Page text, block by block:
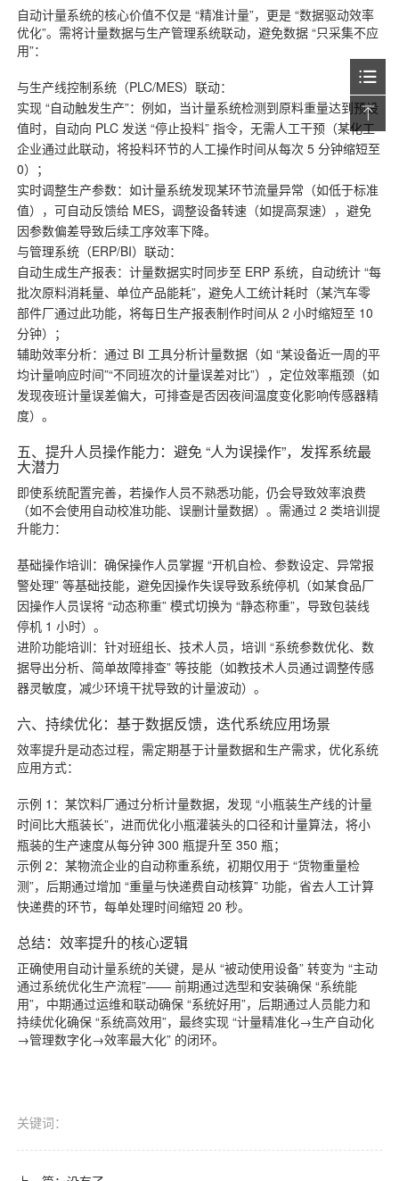
自动计量系统的核心价值不仅是 “精准计量”，更是 “数据驱动效率
优化”。需将计量数据与生产管理系统联动，避免数据 “只采集不应
用”：
与生产线控制系统（PLC/MES）联动：
实现 “自动触发生产”：例如，当计量系统检测到原料重量达到预设
值时，自动向 PLC 发送 “停止投料” 指令，无需人工干预（某化工
企业通过此联动，将投料环节的人工操作时间从每次 5 分钟缩短至
0）；
实时调整生产参数：如计量系统发现某环节流量异常（如低于标准
值），可自动反馈给 MES，调整设备转速（如提高泵速），避免
因参数偏差导致后续工序效率下降。
与管理系统（ERP/BI）联动：
自动生成生产报表：计量数据实时同步至 ERP 系统，自动统计 “每
批次原料消耗量、单位产品能耗”，避免人工统计耗时（某汽车零
部件厂通过此功能，将每日生产报表制作时间从 2 小时缩短至 10
分钟）；
辅助效率分析：通过 BI 工具分析计量数据（如 “某设备近一周的平
均计量响应时间”“不同班次的计量误差对比”），定位效率瓶颈（如
发现夜班计量误差偏大，可排查是否因夜间温度变化影响传感器精
度）。
五、提升人员操作能力：避免 “人为误操作”，发挥系统最
大潜力
即使系统配置完善，若操作人员不熟悉功能，仍会导致效率浪费
（如不会使用自动校准功能、误删计量数据）。需通过 2 类培训提
升能力：
基础操作培训：确保操作人员掌握 “开机自检、参数设定、异常报
警处理” 等基础技能，避免因操作失误导致系统停机（如某食品厂
因操作人员误将 “动态称重” 模式切换为 “静态称重”，导致包装线
停机 1 小时）。
进阶功能培训：针对班组长、技术人员，培训 “系统参数优化、数
据导出分析、简单故障排查” 等技能（如教技术人员通过调整传感
器灵敏度，减少环境干扰导致的计量波动）。
六、持续优化：基于数据反馈，迭代系统应用场景
效率提升是动态过程，需定期基于计量数据和生产需求，优化系统
应用方式：
示例 1：某饮料厂通过分析计量数据，发现 “小瓶装生产线的计量
时间比大瓶装长”，进而优化小瓶灌装头的口径和计量算法，将小
瓶装的生产速度从每分钟 300 瓶提升至 350 瓶；
示例 2：某物流企业的自动称重系统，初期仅用于 “货物重量检
测”，后期通过增加 “重量与快递费自动核算” 功能，省去人工计算
快递费的环节，每单处理时间缩短 20 秒。
总结：效率提升的核心逻辑
正确使用自动计量系统的关键，是从 “被动使用设备” 转变为 “主动
通过系统优化生产流程”—— 前期通过选型和安装确保 “系统能
用”，中期通过运维和联动确保 “系统好用”，后期通过人员能力和
持续优化确保 “系统高效用”，最终实现 “计量精准化→生产自动化
→管理数字化→效率最大化” 的闭环。
关键词：